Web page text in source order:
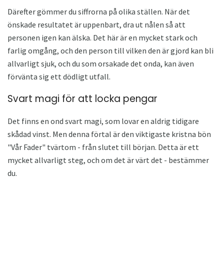
Därefter gömmer du siffrorna på olika ställen. När det
önskade resultatet är uppenbart, dra ut nålen så att
personen igen kan älska. Det här är en mycket stark och
farlig omgång, och den person till vilken den är gjord kan bli
allvarligt sjuk, och du som orsakade det onda, kan även
förvänta sig ett dödligt utfall.
Svart magi för att locka pengar
Det finns en ond svart magi, som lovar en aldrig tidigare
skådad vinst. Men denna förtal är den viktigaste kristna bön
"Vår Fader" tvärtom - från slutet till början. Detta är ett
mycket allvarligt steg, och om det är värt det - bestämmer
du.